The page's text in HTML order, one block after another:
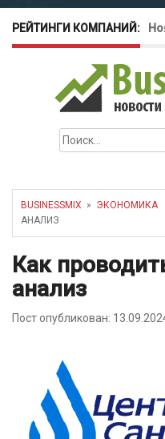
РЕЙТИНГИ КОМПАНИЙ:
Найти:
BUSINESSMIX » ЭКОНОМИКА
АНАЛИЗ
Как
анализ
Пост опубликован: